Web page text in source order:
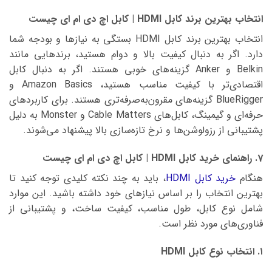
انتخاب بهترین برند کابل HDMI | کابل اچ دی ام ای چیست
انتخاب بهترین برند کابل HDMI بستگی به نیازها و بودجه شما
دارد. اگر به دنبال کیفیت بالا و دوام هستید، برندهایی مانند
Belkin و Anker گزینه‌های خوبی هستند. اگر به دنبال کابل
اقتصادی‌تر با کیفیت مناسب هستید، Amazon Basics و
BlueRigger گزینه‌های مقرون‌به‌صرفه‌تری هستند. برای کاربردهای
حرفه‌ای و گیمینگ، کابل‌های Cable Matters و Monster به دلیل
پشتیبانی از رزولوشن‌ها و نرخ تازه‌سازی بالا پیشنهاد می‌شوند.
7. راهنمای خرید کابل HDMI | کابل اچ دی ام ای چیست
هنگام خرید کابل HDMI
، باید به چند نکته کلیدی توجه کنید تا
بهترین انتخاب را بر اساس نیازهای خود داشته باشید. این موارد
شامل نوع کابل، طول مناسب، کیفیت ساخت، و پشتیبانی از
فناوری‌های مورد نظر است.
۱. انتخاب نوع کابل HDMI